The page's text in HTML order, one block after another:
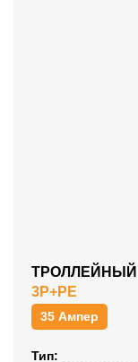
ТРОЛЛЕЙНЫЙ
3P+PE
35 Ампер
Тип: